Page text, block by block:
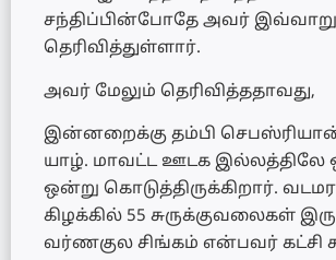
சந்திப்பின்போதே அவர் இவ்வாறு
தெரிவித்துள்ளார்.
அவர் மேலும் தெரிவித்ததாவது,
இன்னறைக்கு தம்பி
யாழ். மாவட்ட ஊடக இல்லத்திலே
ஒன்று கொடுத்திருக்கிறார்.
கிழக்கில் 55 சுருக்குவலைகள்
வர்ணகுல சிங்கம் என்பவர் கட்சி